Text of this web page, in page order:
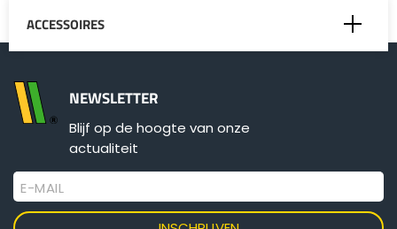
ACCESSOIRES
Hydraulische afknijpers
Hydraulische compensatie
NEWSLETTER
Blijf op de hoogte van onze
actualiteit
E-MAIL